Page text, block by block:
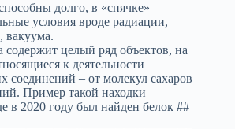
долго, в «спячке»
условия вроде радиации,
вакуума.
содержит целый ряд объектов, на
к деятельности
соединений – от молекул сахаров
Пример такой находки –
в 2020 году был найден белок ##